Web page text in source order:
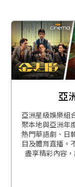
亞
亞洲星級娛樂組
聚本地與亞洲年
熱門華語劇、日
目及體育直播。
盡享精彩內容